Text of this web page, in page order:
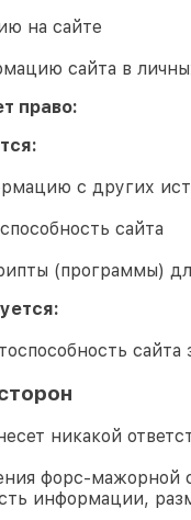
на сайте
сайта в
право:
с других
сайта
(программы)
никакой
форс-мажорной
информации,